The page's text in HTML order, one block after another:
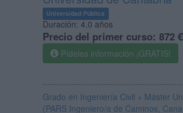
Universidad Pública
Duración: 4,0 años
Precio del primer curso: 872 €
Pídeles información ¡GRATIS!
Grado en Ingeniería Civil + Máster
(PARS Ingeniero/a de Caminos,